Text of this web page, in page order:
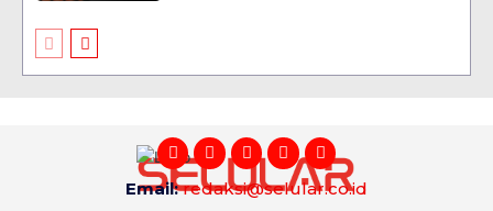
Email:redaksi@selular.co.id